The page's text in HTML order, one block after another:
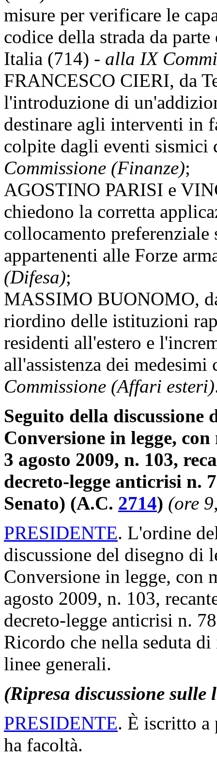
misure per verificare le
codice della strada da
Italia (714) - alla IX
FRANCESCO CIERI, da
l'introduzione di
destinare agli interventi in
colpite dagli eventi sismici
Commissione (Finanze);
AGOSTINO PARISI e
chiedono la corretta
collocamento
appartenenti alle Forze
(Difesa);
MASSIMO BUONOMO,
riordino delle istituzioni
residenti all'estero e
all'assistenza dei
Commissione (Affari esteri)
Seguito della discussione
Conversione in legge,
3 agosto 2009, n. 103,
decreto-legge anticrisi n.
Senato) (A.C. 2714) (ore
PRESIDENTE. L'ordine
discussione del disegno di
Conversione in legge, con
agosto 2009, n. 103,
decreto-legge anticrisi n.
Ricordo che nella seduta
linee generali.
(Ripresa discussione
PRESIDENTE. È iscritto a
ha facoltà.